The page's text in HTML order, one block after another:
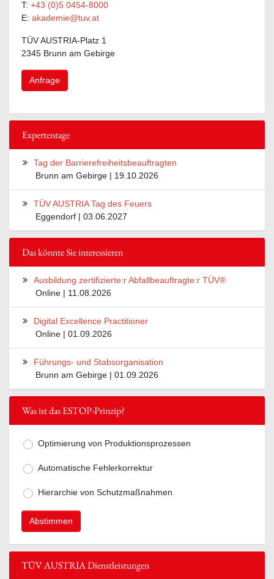
T: +43 (0)5 0454-8000
E: akademie@tuv.at
TÜV AUSTRIA-Platz 1
2345 Brunn am Gebirge
Anfrage
Expertentage
Tag der Barrierefreiheitsbeauftragten
Brunn am Gebirge | 19.10.2026
TÜV AUSTRIA Tag des Feuers
Eggendorf | 03.06.2027
Das könnte Sie interessieren
Ausbildung zertifizierte:r Abfallbeauftragte:r TÜV®
Online | 11.08.2026
Digital Excellence Practitioner
Online | 01.09.2026
Führungs- und Stabsorganisation
Brunn am Gebirge | 01.09.2026
Was ist das ESTOP-Prinzip?
Mögliche Antworten zur Frage Was
Optimierung von Produktionsprozessen
Automatische Fehlerkorrektur
Hierarchie von Schutzmaßnahmen
TÜV AUSTRIA Dienstleistungen